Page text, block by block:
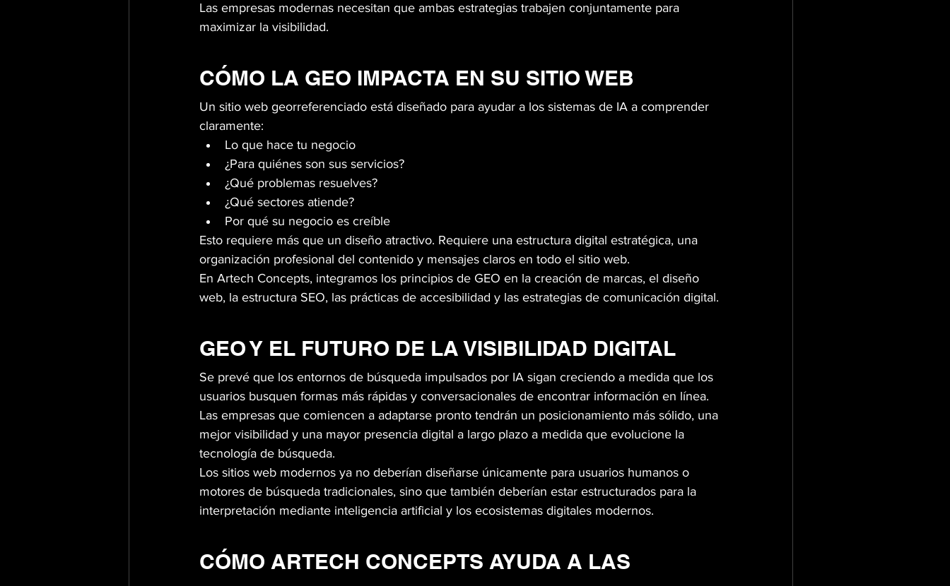
Las empresas modernas necesitan que ambas estrategias trabajen conjuntamente para
maximizar la visibilidad.
CÓMO LA GEO IMPACTA EN SU SITIO WEB
Un sitio web georreferenciado está diseñado para ayudar a los sistemas de IA a comprender
claramente:
Lo que hace tu negocio
¿Para quiénes son sus servicios?
¿Qué problemas resuelves?
¿Qué sectores atiende?
Por qué su negocio es creíble
Esto requiere más que un diseño atractivo. Requiere una estructura digital estratégica, una
organización profesional del contenido y mensajes claros en todo el sitio web.
En Artech Concepts, integramos los principios de GEO en la creación de marcas, el diseño
web, la estructura SEO, las prácticas de accesibilidad y las estrategias de comunicación digital.
GEO Y EL FUTURO DE LA VISIBILIDAD DIGITAL
Se prevé que los entornos de búsqueda impulsados por IA sigan creciendo a medida que los
usuarios busquen formas más rápidas y conversacionales de encontrar información en línea.
Las empresas que comiencen a adaptarse pronto tendrán un posicionamiento más sólido, una
mejor visibilidad y una mayor presencia digital a largo plazo a medida que evolucione la
tecnología de búsqueda.
Los sitios web modernos ya no deberían diseñarse únicamente para usuarios humanos o
motores de búsqueda tradicionales, sino que también deberían estar estructurados para la
interpretación mediante inteligencia artificial y los ecosistemas digitales modernos.
CÓMO ARTECH CONCEPTS AYUDA A LAS